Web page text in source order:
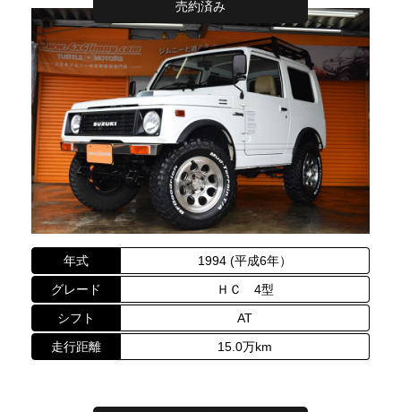
売約済み
年式
1994 (平成6年）
グレード
ＨＣ 4型
シフト
AT
走行距離
15.0万km